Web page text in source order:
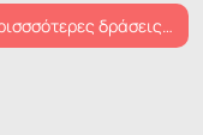
δράσεις…